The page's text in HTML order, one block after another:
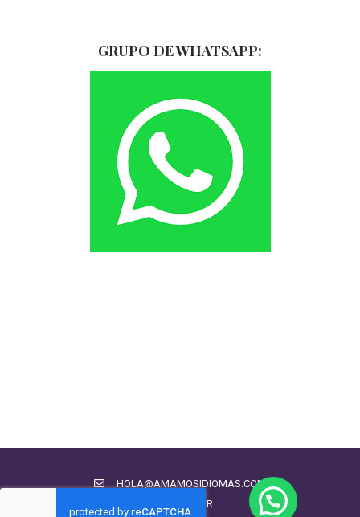
GRUPO DE WHATSAPP:
HOLA@AMAMOSIDIOMAS.COM
CHATEAR